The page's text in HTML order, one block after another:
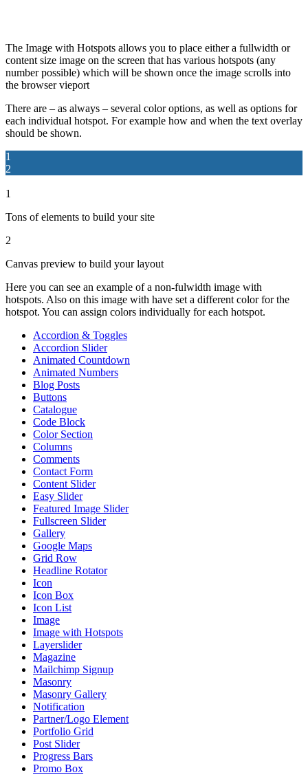
The Image with Hotspots allows you to place either a fullwidth or
content size image on the screen that has various hotspots (any
number possible) which will be shown once the image scrolls into
the browser vieport
There are – as always – several color options, as well as options for
each individual hotspot. For example how and when the text overlay
should be shown.
1
2
1
Tons of elements to build your site
2
Canvas preview to build your layout
Here you can see an example of a non-fulwidth image with
hotspots. Also on this image with have set a different color for the
hotspot. You can assign colors individually for each hotspot.
Accordion & Toggles
Accordion Slider
Animated Countdown
Animated Numbers
Blog Posts
Buttons
Catalogue
Code Block
Color Section
Columns
Comments
Contact Form
Content Slider
Easy Slider
Featured Image Slider
Fullscreen Slider
Gallery
Google Maps
Grid Row
Headline Rotator
Icon
Icon Box
Icon List
Image
Image with Hotspots
Layerslider
Magazine
Mailchimp Signup
Masonry
Masonry Gallery
Notification
Partner/Logo Element
Portfolio Grid
Post Slider
Progress Bars
Promo Box